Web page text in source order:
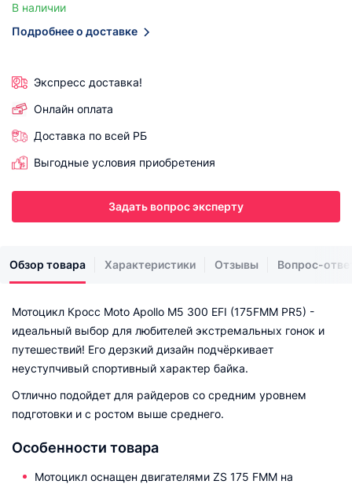
В наличии
Подробнее о доставке
Экспресс доставка!
Онлайн оплата
Доставка по всей РБ
Выгодные условия приобретения
Задать вопрос эксперту
Обзор товара Характеристики Отзывы Вопрос-
Мотоцикл Кросс Moto Apollo M5 300 EFI (175FMM PR5) -
идеальный выбор для любителей экстремальных гонок и
путешествий! Его дерзкий дизайн подчёркивает
неуступчивый спортивный характер байка.
Отлично подойдет для райдеров со средним уровнем
подготовки и с ростом выше среднего.
Особенности товара
Мотоцикл оснащен двигателями ZS 175 FMM на